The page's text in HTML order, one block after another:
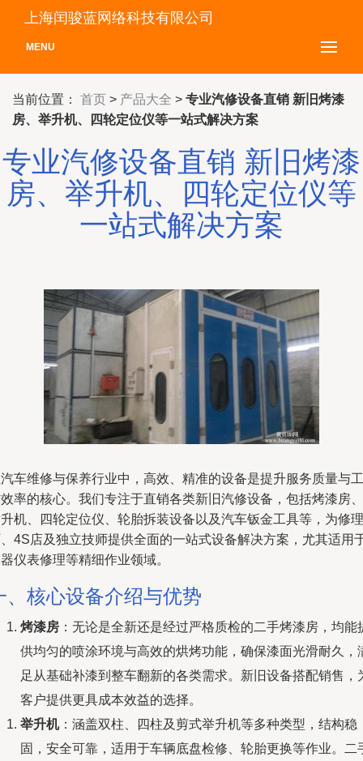
上海闰骏蓝网络科技有限公司
MENU
当前位置： 首页 > 产品大全 > 专业汽修设备直销 新旧烤漆
房、举升机、四轮定位仪等一站式解决方案
专业汽修设备直销 新旧烤漆
房、举升机、四轮定位仪等
一站式解决方案
车维修与保养行业中，高效、精准的设备是提升服务质量与工
率的核心。我们专注于直销各类新旧汽修设备，包括烤漆房、
机、四轮定位仪、轮胎拆装设备以及汽车钣金工具等，为修理
4S店及独立技师提供全面的一站式设备解决方案，尤其适用
仪表修理等精细作业领域。
、核心设备介绍与优势
烤漆房 ：无论是全新还是经过严格质检的二手烤漆房，均能
供均匀的喷涂环境与高效的烘烤功能，确保漆面光滑耐久，
足从基础补漆到整车翻新的各类需求。新旧设备搭配销售，
客户提供更具成本效益的选择。
举升机：涵盖双柱、四柱及剪式举升机等多种类型，结构稳
固，安全可靠，适用于车辆底盘检修、轮胎更换等作业。二